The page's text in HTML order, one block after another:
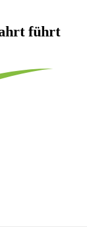
führt